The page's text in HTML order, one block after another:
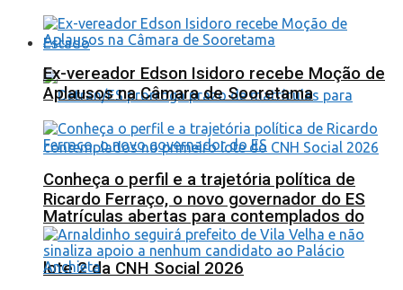
Estado
Matrículas abertas para contemplados do
lote 2 da CNH Social 2026
Ex-vereador Edson Isidoro recebe Moção de
Aplausos na Câmara de Sooretama
Conheça o perfil e a trajetória política de
Ricardo Ferraço, o novo governador do ES